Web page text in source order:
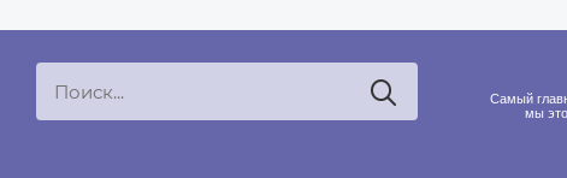
Принято считать, что еда — источник удовольствия, и
Самый
мы